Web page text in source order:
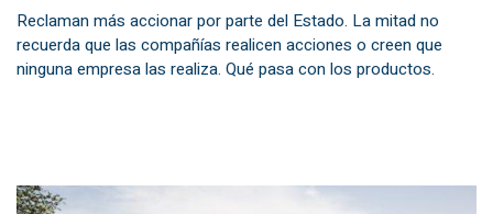
Reclaman más accionar por parte del Estado. La mitad no
recuerda que las compañías realicen acciones o creen que
ninguna empresa las realiza. Qué pasa con los productos.